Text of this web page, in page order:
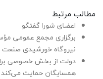
مطالب مرتبط
اعضای شورا گفتگو
برگزاری مجمع عمومی
نیروگاه خورشیدی صنعت
دولت از بخش خصوصی
همسایگان حمایت می‌کند